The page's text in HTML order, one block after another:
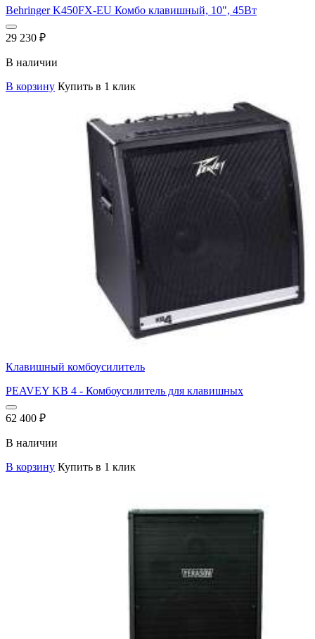
Behringer K450FX-EU Комбо клавишный, 10", 45Вт
29 230 ₽
В наличии
В корзину Купить в 1 клик
Клавишный комбоусилитель
PEAVEY KB 4 - Комбоусилитель для клавишных
62 400 ₽
В наличии
В корзину Купить в 1 клик